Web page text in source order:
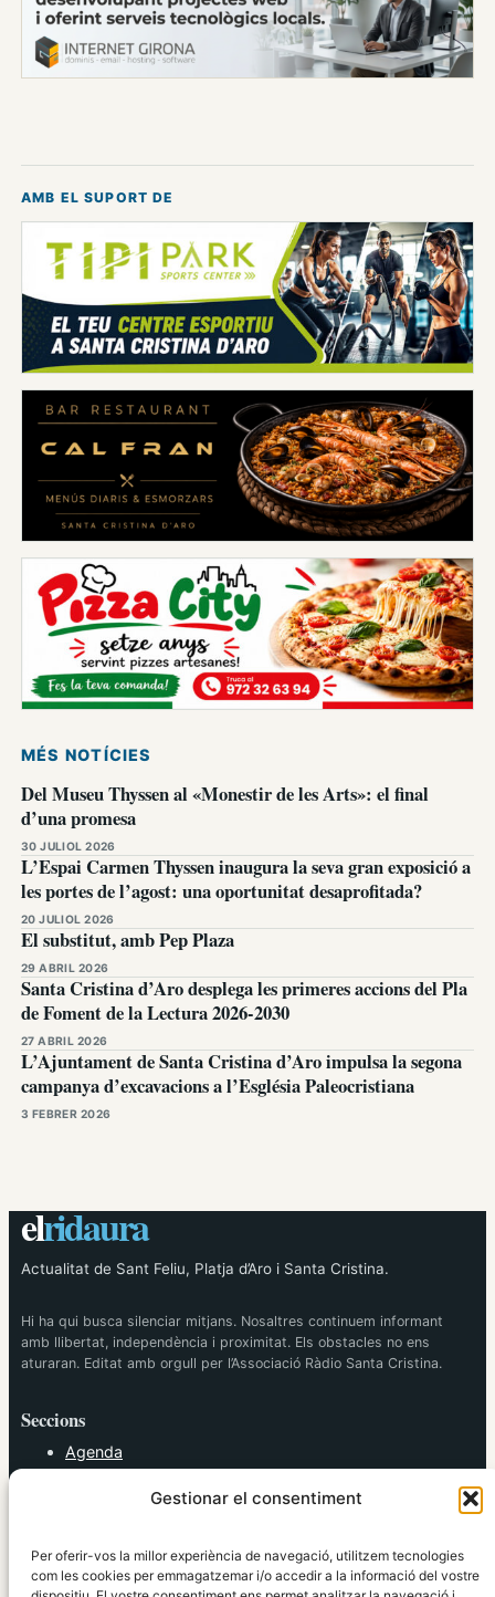
Gestionar el consentiment
Per oferir-vos la millor experiència de navegació, utilitzem tecnologies
com les cookies per emmagatzemar i/o accedir a la informació del vostre
AMB EL SUPORT DE
MÉS NOTÍCIES
Del Museu Thyssen al «Monestir de les Arts»: el final
d’una promesa
30 JULIOL 2026
L’Espai Carmen Thyssen inaugura la seva gran exposició a
les portes de l’agost: una oportunitat desaprofitada?
20 JULIOL 2026
El substitut, amb Pep Plaza
29 ABRIL 2026
Santa Cristina d’Aro desplega les primeres accions del Pla
de Foment de la Lectura 2026-2030
27 ABRIL 2026
L’Ajuntament de Santa Cristina d’Aro impulsa la segona
campanya d’excavacions a l’Església Paleocristiana
3 FEBRER 2026
elridaura
Actualitat de Sant Feliu, Platja d’Aro i Santa Cristina.
Hi ha qui busca silenciar mitjans. Nosaltres continuem informant
amb llibertat, independència i proximitat. Els obstacles no ens
aturaran. Editat amb orgull per l’Associació Ràdio Santa Cristina.
Seccions
Agenda
Política
Societat